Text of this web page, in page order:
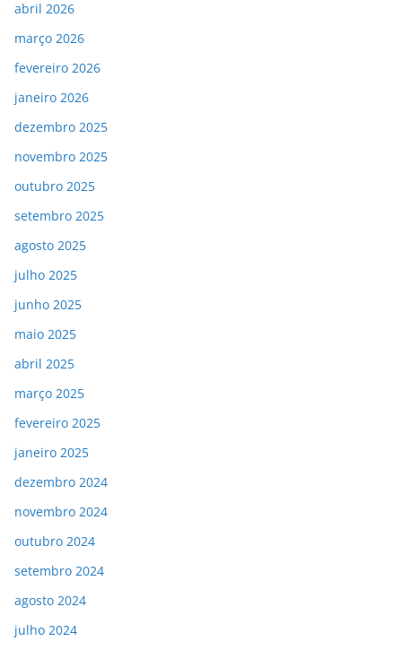
abril 2026
março 2026
fevereiro 2026
janeiro 2026
dezembro 2025
novembro 2025
outubro 2025
setembro 2025
agosto 2025
julho 2025
junho 2025
maio 2025
abril 2025
março 2025
fevereiro 2025
janeiro 2025
dezembro 2024
novembro 2024
outubro 2024
setembro 2024
agosto 2024
julho 2024